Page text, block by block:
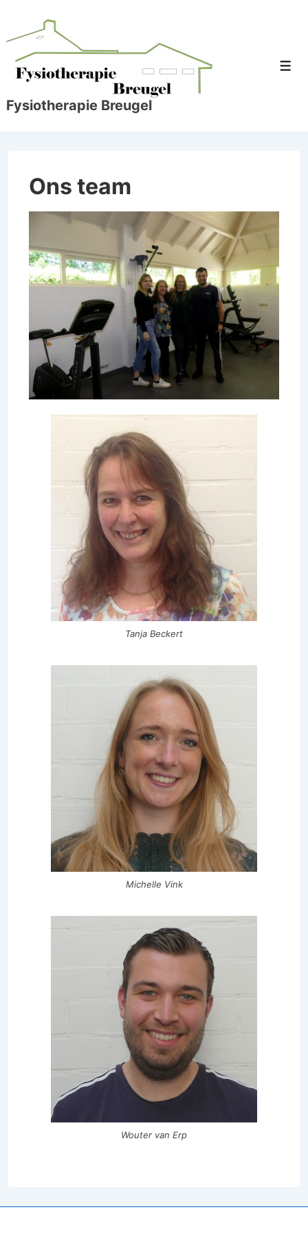
Doorgaan
hoofdinhoud
Fysiotherapie Breugel
Ons team
Tanja Beckert
Michelle Vink
Wouter van Erp